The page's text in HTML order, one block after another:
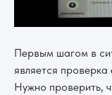
Первым шагом в
является
Нужно проверить,